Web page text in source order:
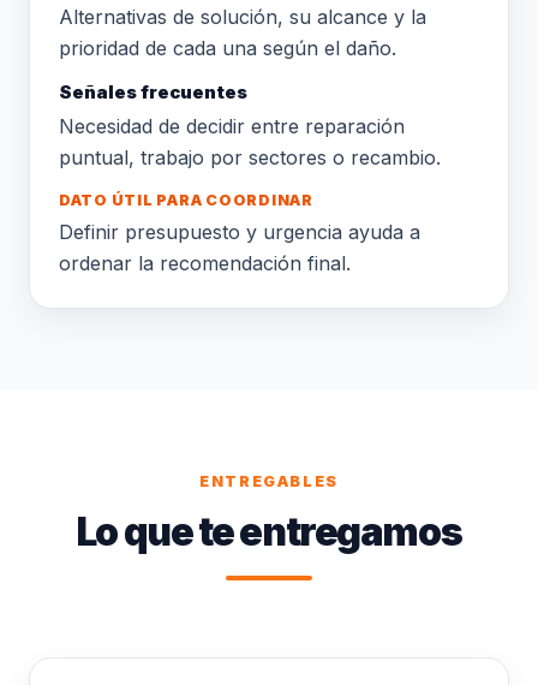
Alternativas de solución, su alcance y la
prioridad de cada una según el daño.
Señales frecuentes
Necesidad de decidir entre reparación
puntual, trabajo por sectores o recambio.
DATO ÚTIL PARA COORDINAR
Definir presupuesto y urgencia ayuda a
ordenar la recomendación final.
ENTREGABLES
Lo que te entregamos